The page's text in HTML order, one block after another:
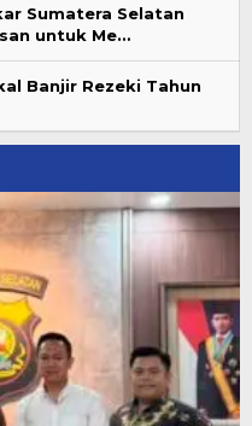
Sumatera Selatan
untuk Me…
Banjir Rezeki Tahun